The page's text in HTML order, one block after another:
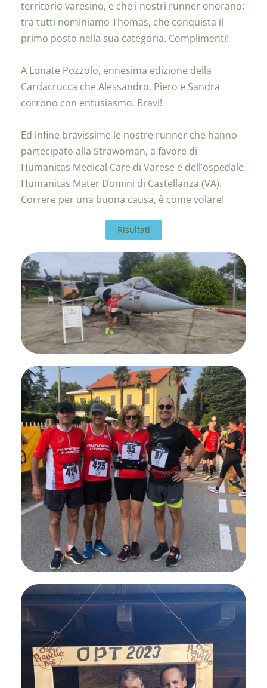
territorio varesino, e che i nostri runner onorano:
tra tutti nominiamo Thomas, che conquista il
primo posto nella sua categoria. Complimenti!
A Lonate Pozzolo, ennesima edizione della
Cardacrucca che Alessandro, Piero e Sandra
corrono con entusiasmo. Bravi!
Ed infine bravissime le nostre runner che hanno
partecipato alla Strawoman, a favore di
Humanitas Medical Care di Varese e dell’ospedale
Humanitas Mater Domini di Castellanza (VA).
Correre per una buona causa, è come volare!
Risultati